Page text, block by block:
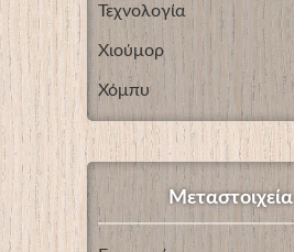
Τεχνολογία
Χιούμορ
Χόμπυ
Μεταστοιχεία